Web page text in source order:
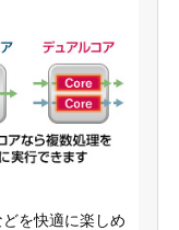
を快適に楽しめ